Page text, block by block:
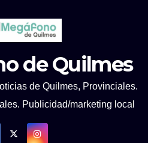
de Quilmes
de Quilmes, Provinciales.
Publicidad/marketing local